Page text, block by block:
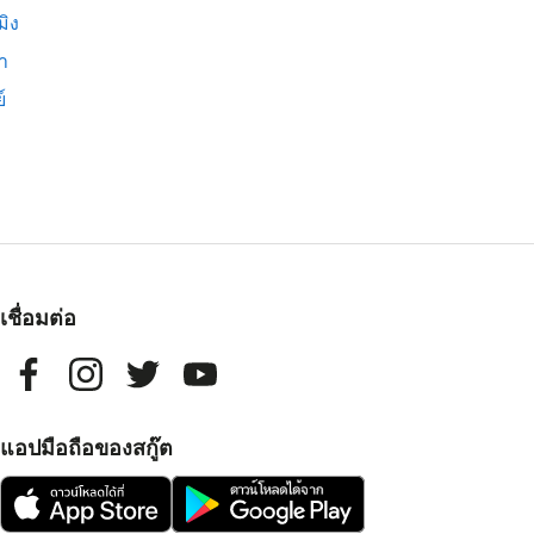
ง
เชื่อมต่อ
แอปมือถือของสกู๊ต